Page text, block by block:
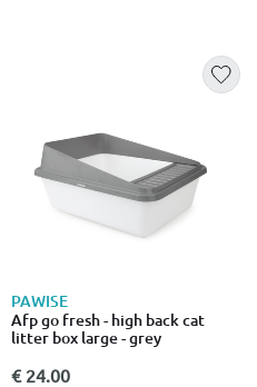
PAWISE
Afp go fresh - high back cat
litter box large - grey
€ 24.00